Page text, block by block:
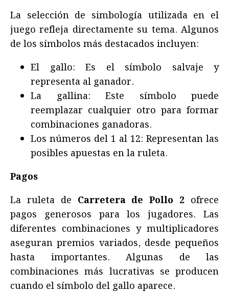
La selección de simbología utilizada en el
juego refleja directamente su tema. Algunos
de los símbolos más destacados incluyen:
El gallo: Es el símbolo salvaje y
representa al ganador.
La gallina: Este símbolo puede
reemplazar cualquier otro para formar
combinaciones ganadoras.
Los números del 1 al 12: Representan las
posibles apuestas en la ruleta.
Pagos
La ruleta de Carretera de Pollo 2 ofrece
pagos generosos para los jugadores. Las
diferentes combinaciones y multiplicadores
aseguran premios variados, desde pequeños
hasta importantes. Algunas de las
combinaciones más lucrativas se producen
cuando el símbolo del gallo aparece.